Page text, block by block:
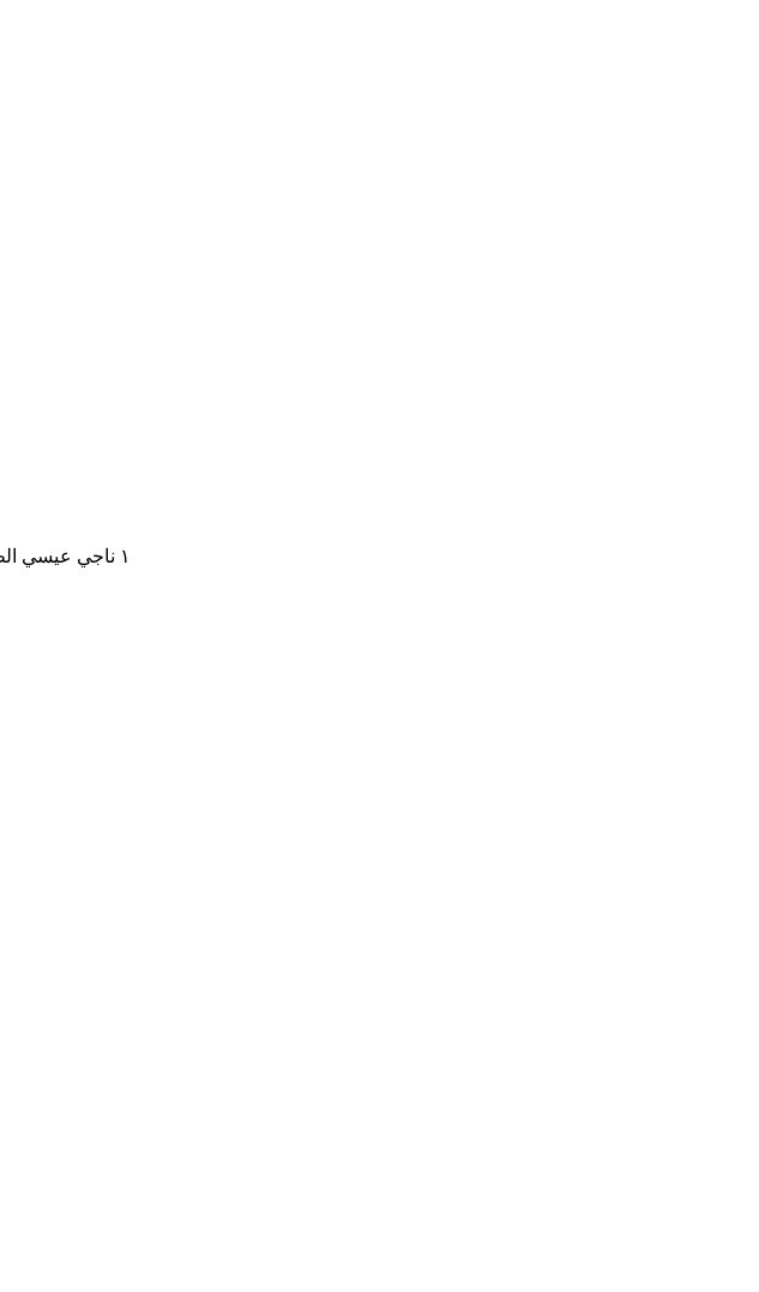
١ ناجي عيسي الطحاوي ,خلف بنزينه توتال مصطفي النحاس بجوار مدرسه المنهل ,المنطقه التاسعه مدينه نصر,محافظه القاهره